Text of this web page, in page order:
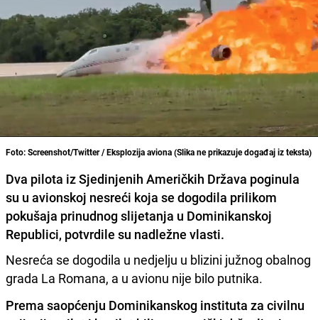
Foto: Screenshot/Twitter / Eksplozija aviona (Slika ne prikazuje događaj iz teksta)
Dva pilota iz Sjedinjenih Američkih Država poginula
su u avionskoj nesreći koja se dogodila prilikom
pokušaja prinudnog slijetanja u Dominikanskoj
Republici, potvrdile su nadležne vlasti.
Nesreća se dogodila u nedjelju u blizini južnog obalnog
grada La Romana, a u avionu nije bilo putnika.
Prema saopćenju Dominikanskog instituta za civilnu